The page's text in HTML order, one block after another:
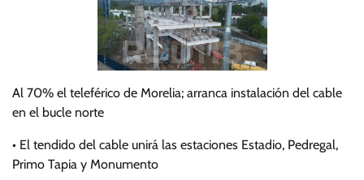
Al 70% el teleférico de Morelia; arranca instalación del cable
en el bucle norte
• El tendido del cable unirá las estaciones Estadio, Pedregal,
Primo Tapia y Monumento